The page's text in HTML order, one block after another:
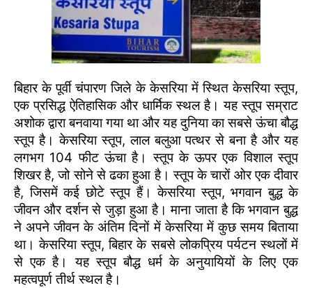
बिहार के पूर्वी चंपारण जिले के केसरिया में स्थित केसरिया स्तूप,
एक प्रसिद्ध ऐतिहासिक और धार्मिक स्थल है। यह स्तूप सम्राट
अशोक द्वारा बनवाया गया था और यह दुनिया का सबसे ऊंचा बौद्ध
स्तूप है। केसरिया स्तूप, लाल बलुआ पत्थर से बना है और यह
लगभग 104 फीट ऊंचा है। स्तूप के ऊपर एक विशाल स्तूप
शिखर है, जो सोने से ढका हुआ है। स्तूप के चारों ओर एक दीवार
है, जिसमें कई छोटे स्तूप हैं। केसरिया स्तूप, भगवान बुद्ध के
जीवन और दर्शन से जुड़ा हुआ है। माना जाता है कि भगवान बुद्ध
ने अपने जीवन के अंतिम दिनों में केसरिया में कुछ समय बिताया
था। केसरिया स्तूप, बिहार के सबसे लोकप्रिय पर्यटन स्थलों में
से एक है। यह स्तूप बौद्ध धर्म के अनुयायियों के लिए एक
महत्वपूर्ण तीर्थ स्थल है।